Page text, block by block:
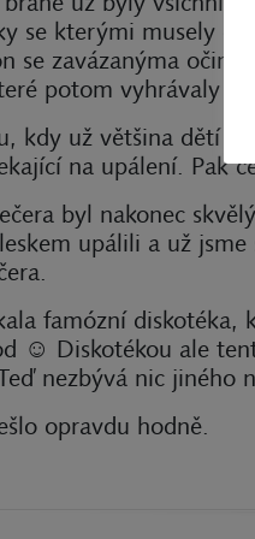
se kterými musely
se zavázanýma
potom vyhrávaly
kdy už většina dětí
na upálení. Pak
byl nakonec
upálili a už
famózní
☺ Diskotékou ale
nezbývá nic jiného
opravdu hodně.